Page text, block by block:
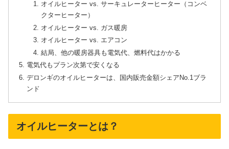
オイルヒーター vs. サーキュレーターヒーター（コンベ
クターヒーター）
オイルヒーター vs. ガス暖房
オイルヒーター vs. エアコン
結局、他の暖房器具も電気代、燃料代はかかる
電気代もプラン次第で安くなる
デロンギのオイルヒーターは、国内販売金額シェアNo.1ブラ
ンド
オイルヒーターとは？